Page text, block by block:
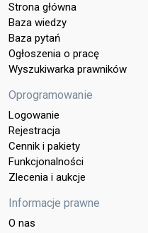
Strona główna
Baza wiedzy
Baza pytań
Ogłoszenia o pracę
Wyszukiwarka prawników
Oprogramowanie
Logowanie
Rejestracja
Cennik i pakiety
Funkcjonalności
Zlecenia i aukcje
Informacje prawne
O nas